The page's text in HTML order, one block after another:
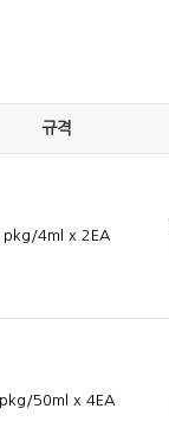
규격
pkg/4ml x 2EA
pkg/50ml x 4EA